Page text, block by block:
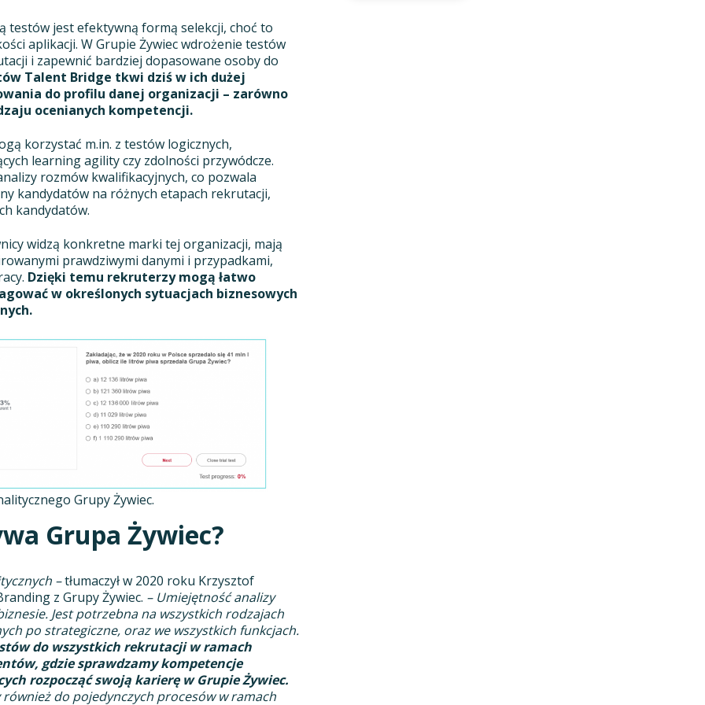
testów jest efektywną formą selekcji, choć to
aplikacji. W Grupie Żywiec wdrożenie testów
i zapewnić bardziej dopasowane osoby do
Talent Bridge tkwi dziś w ich dużej
do profilu danej organizacji – zarówno
ocenianych kompetencji.
korzystać m.in. z testów logicznych,
learning agility czy zdolności przywódcze.
rozmów kwalifikacyjnych, co pozwala
kandydatów na różnych etapach rekrutacji,
kandydatów.
widzą konkretne marki tej organizacji, mają
prawdziwymi danymi i przypadkami,
Dzięki temu rekruterzy mogą łatwo
w określonych sytuacjach biznesowych
Grupy Żywiec.
Grupa Żywiec?
–tłumaczył w 2020 roku Krzysztof
z Grupy Żywiec. – Umiejętność analizy
Jest potrzebna na wszystkich rodzajach
po strategiczne, oraz we wszystkich funkcjach.
do wszystkich rekrutacji w ramach
gdzie sprawdzamy kompetencje
rozpocząć swoją karierę w Grupie Żywiec.
do pojedynczych procesów w ramach